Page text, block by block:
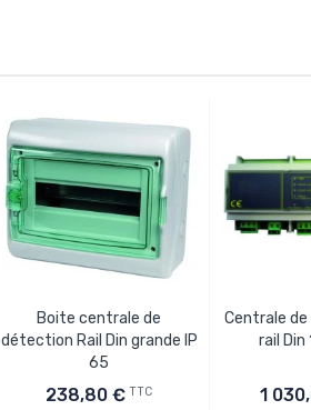
Boite centrale de
détection Rail Din grande IP
65
238,80 € TTC
Centrale
rail Din
1